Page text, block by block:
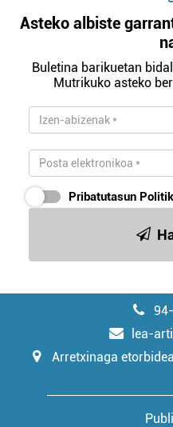
Asteko albiste
Buletina barikuetan
Mutrikuko asteko
Pribatutasun
lea-
Arretxinaga